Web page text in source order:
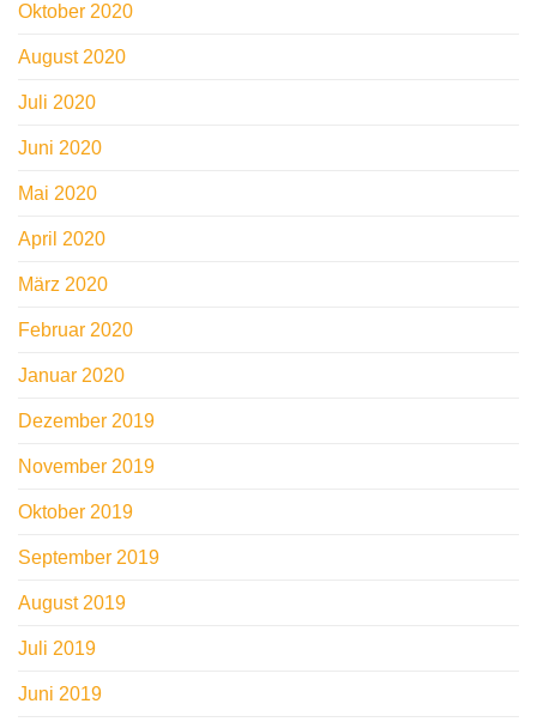
Oktober 2020
August 2020
Juli 2020
Juni 2020
Mai 2020
April 2020
März 2020
Februar 2020
Januar 2020
Dezember 2019
November 2019
Oktober 2019
September 2019
August 2019
Juli 2019
Juni 2019